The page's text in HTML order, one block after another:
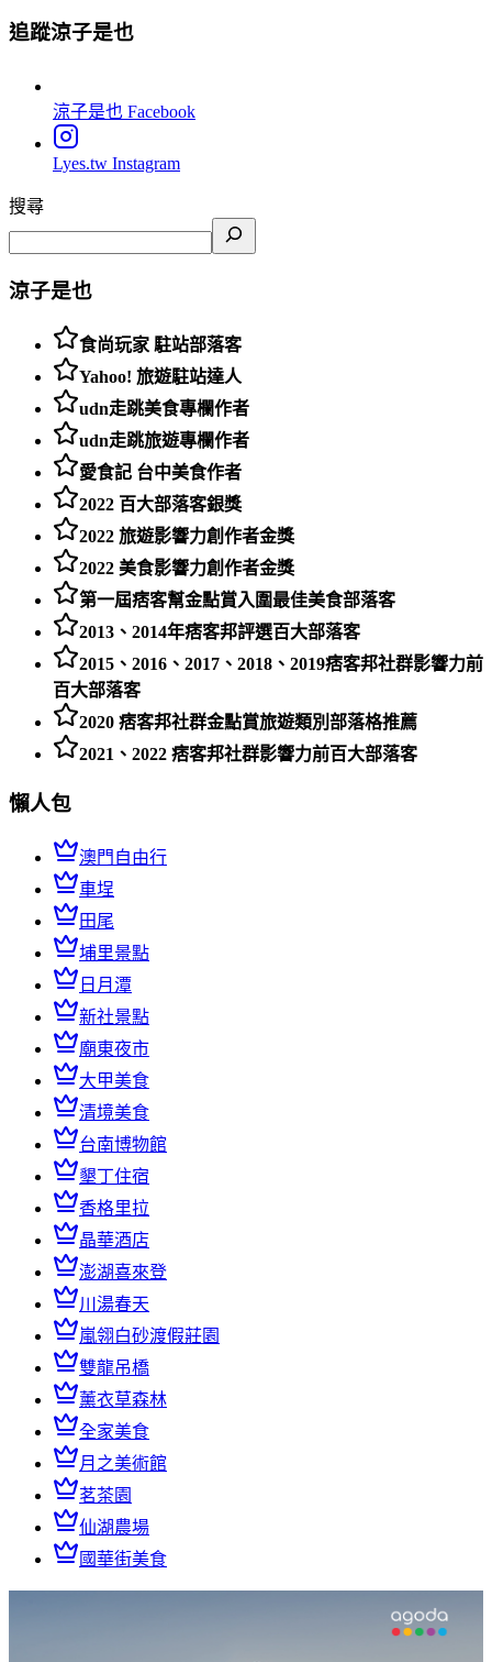
追蹤涼子是也
涼子是也 Facebook
Lyes.tw Instagram
搜尋
涼子是也
食尚玩家 駐站部落客
Yahoo! 旅遊駐站達人
udn走跳美食專欄作者
udn走跳旅遊專欄作者
愛食記 台中美食作者
2022 百大部落客銀獎
2022 旅遊影響力創作者金獎
2022 美食影響力創作者金獎
第一屆痞客幫金點賞入圍最佳美食部落客
2013、2014年痞客邦評選百大部落客
2015、2016、2017、2018、2019痞客邦社群影響力前
百大部落客
2020 痞客邦社群金點賞旅遊類別部落格推薦
2021、2022 痞客邦社群影響力前百大部落客
懶人包
澳門自由行
車埕
田尾
埔里景點
日月潭
新社景點
廟東夜市
大甲美食
清境美食
台南博物館
墾丁住宿
香格里拉
晶華酒店
澎湖喜來登
川湯春天
嵐翎白砂渡假莊園
雙龍吊橋
薰衣草森林
全家美食
月之美術館
茗茶園
仙湖農場
國華街美食